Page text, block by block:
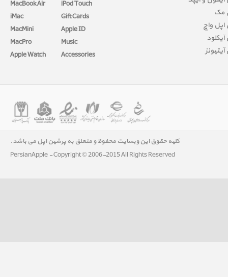
MacBook Air
iMac
MacMini
MacPro
Apple Watch
iPod Touch
Gift Cards
Apple ID
Music
Accessories
مک
واچ
کلیه حقوق این وبسایت محفوظ و متعلق به پرشین اپل می باشد.
PersianApple - Copyright © 2006-2015 All Rights Reserved